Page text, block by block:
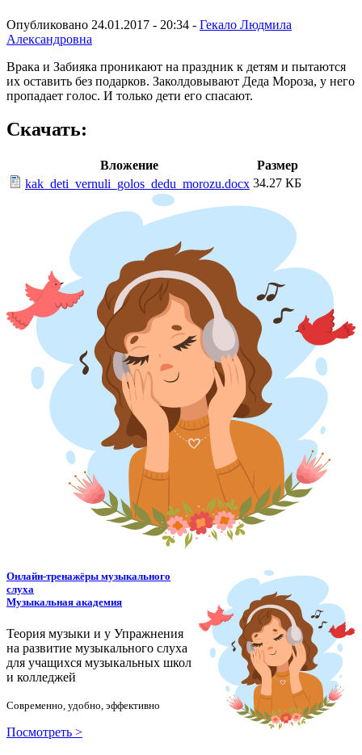
Опубликовано 24.01.2017 - 20:34 - Гекало Людмила
Александровна
Врака и Забияка проникают на праздник к детям и пытаются
их оставить без подарков. Заколдовывают Деда Мороза, у него
пропадает голос. И только дети его спасают.
Скачать:
Вложение
Размер
kak_deti_vernuli_golos_dedu_morozu.docx 34.27 КБ
Онлайн-тренажёры музыкального
слуха
Музыкальная академия
Теория музыки и у Упражнения
на развитие музыкального слуха
для учащихся музыкальных школ
и колледжей
Современно, удобно, эффективно
Посмотреть >